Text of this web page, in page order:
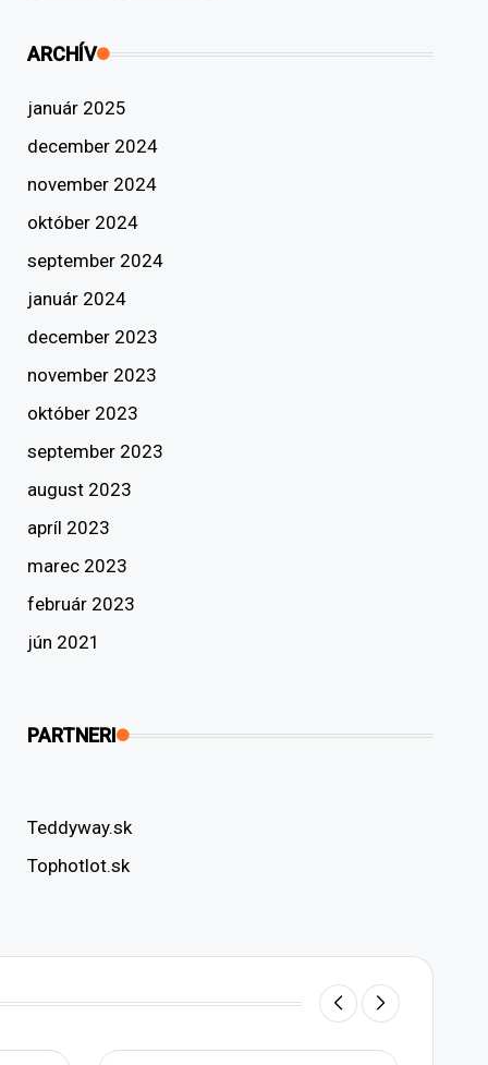
ARCHÍV
január 2025
december 2024
november 2024
október 2024
september 2024
január 2024
december 2023
november 2023
október 2023
september 2023
august 2023
apríl 2023
marec 2023
február 2023
jún 2021
PARTNERI
Teddyway.sk
Tophotlot.sk